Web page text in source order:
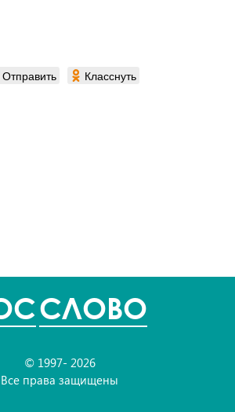
Отправить
Класснуть
СЛОВО
© 1997- 2026
Все права защищены